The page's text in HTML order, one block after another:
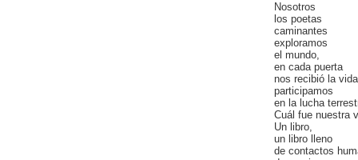
Nosotros
los poetas
caminantes
exploramos
el mundo,
en cada puerta
nos recibió la
participamos
en la lucha
Cuál fue nuestra
Un libro,
un libro lleno
de contactos